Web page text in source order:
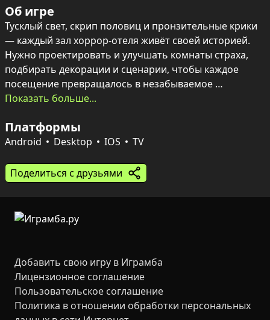
Об игре
Тусклый свет, скрип половиц и пронзительные крики
— каждый зал хоррор-отеля живёт своей историей.
Нужно проектировать и улучшать комнаты страха,
подбирать декорации и сценарии, чтобы каждое
посещение превращалось в незабываемое
испытание адреналина.
нанимать актёров и помощников, вовремя убирать и
чинить оборудование, отслеживать отзывы и доходы.
персонажей и своевременного сервиса превращает
маленькое заведение в магнит для смельчаков и
Показать больше...
Платформы
Android Desktop IOS TV
Поделиться с друзьями
Добавить свою игру в Играмба
Лицензионное соглашение
Пользовательское соглашение
Политика в отношении обработки персональных